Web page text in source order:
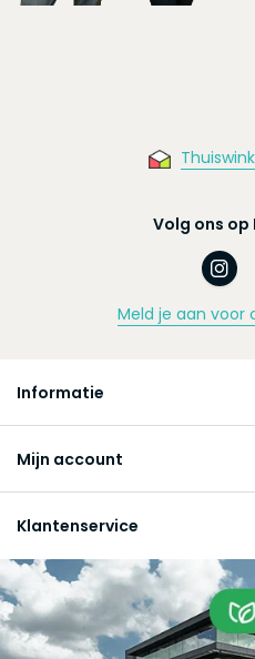
Volg ons
Meld je aan voor
Informatie
Mijn account
Klantenservice